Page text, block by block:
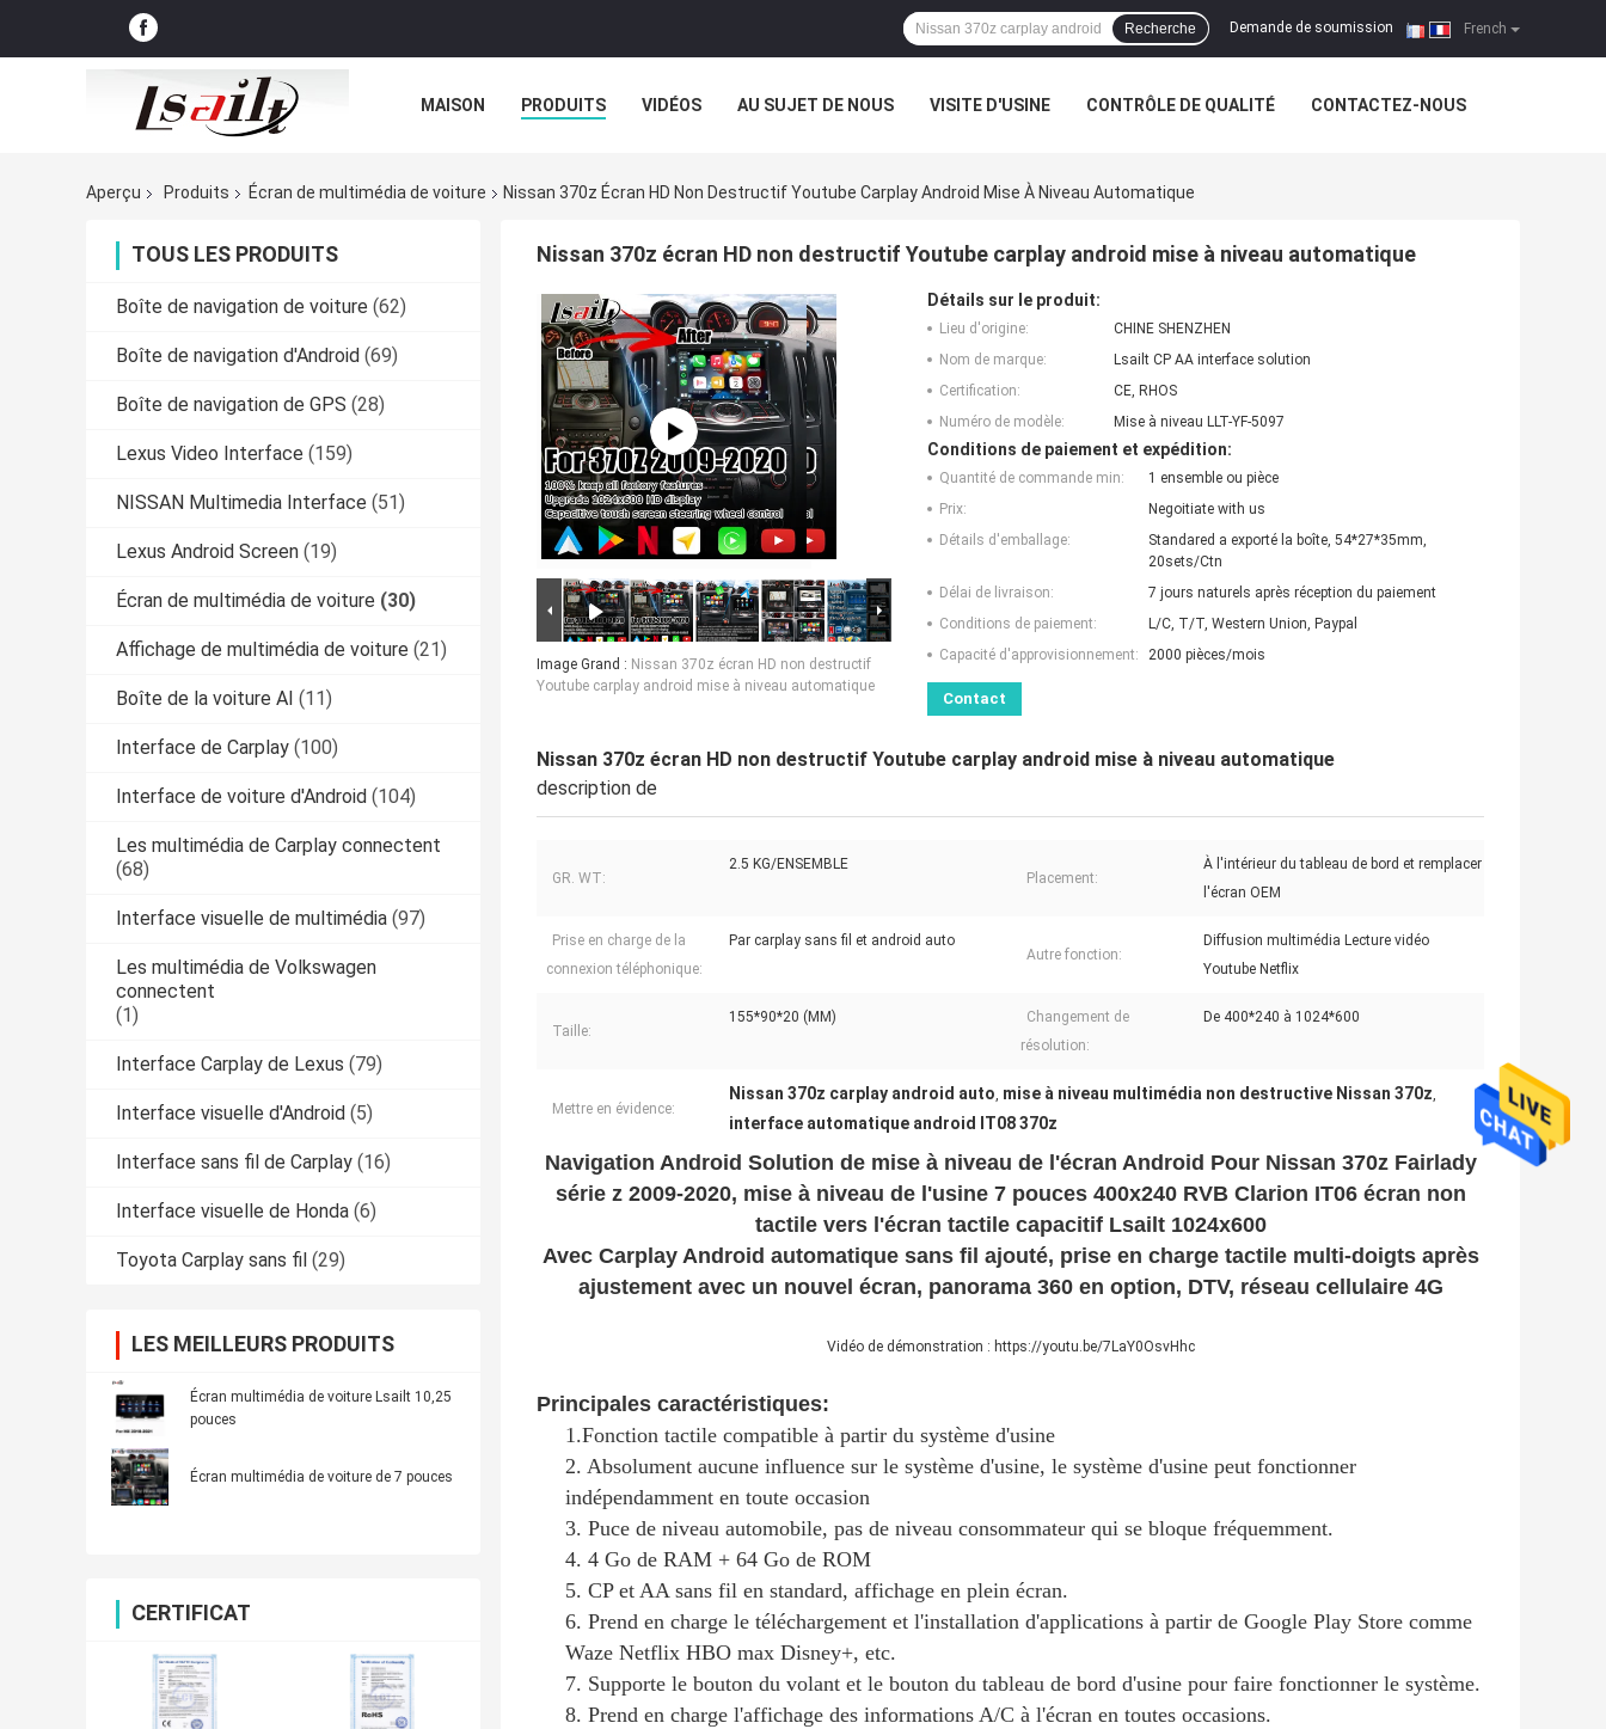
French
Demande de soumission |
Recherche
MAISON PRODUITS VIDÉOS AU SUJET DE NOUS VISITE D'USINE CONTRÔLE DE QUALITÉ CONTACTEZ-NOUS
Aperçu
Produits Écran de multimédia de voiture Nissan 370z Écran HD Non Destructif Youtube Carplay Android Mise À Niveau Automatique
TOUS LES PRODUITS
Boîte de navigation de voiture (62)
Boîte de navigation d'Android (69)
Boîte de navigation de GPS (28)
Lexus Video Interface (159)
NISSAN Multimedia Interface (51)
Lexus Android Screen (19)
Écran de multimédia de voiture (30)
Affichage de multimédia de voiture (21)
Boîte de la voiture AI (11)
Interface de Carplay (100)
Interface de voiture d'Android (104)
Les multimédia de Carplay connectent
(68)
Interface visuelle de multimédia (97)
Les multimédia de Volkswagen
connectent
(1)
Interface Carplay de Lexus (79)
Interface visuelle d'Android (5)
Interface sans fil de Carplay (16)
Interface visuelle de Honda (6)
Toyota Carplay sans fil (29)
LES MEILLEURS PRODUITS
Écran multimédia de voiture Lsailt 10,25
pouces
Écran multimédia de voiture de 7 pouces
CERTIFICAT
Nissan 370z écran HD non destructif Youtube carplay android mise à niveau automatique
Image Grand : Nissan 370z écran HD non destructif
Youtube carplay android mise à niveau automatique
Détails sur le produit:
Lieu d'origine:
CHINE SHENZHEN
Nom de marque:
Lsailt CP AA interface solution
Certification:
CE, RHOS
Numéro de modèle:
Mise à niveau LLT-YF-5097
Conditions de paiement et expédition:
Quantité de commande min:
1 ensemble ou pièce
Prix:
Negoitiate with us
Détails d'emballage:
Standared a exporté la boîte, 54*27*35mm,
20sets/Ctn
Délai de livraison:
7 jours naturels après réception du paiement
Conditions de paiement:
L/C, T/T, Western Union, Paypal
Capacité d'approvisionnement:
2000 pièces/mois
Contact
Nissan 370z écran HD non destructif Youtube carplay android mise à niveau automatique
description de
GR. WT:
2.5 KG/ENSEMBLE
Placement:
À l'intérieur du tableau de bord et remplacer
l'écran OEM
Prise en charge de la
connexion téléphonique:
Par carplay sans fil et android auto
Autre fonction:
Diffusion multimédia Lecture vidéo
Youtube Netflix
Taille:
155*90*20 (MM)
Changement de
résolution:
De 400*240 à 1024*600
Mettre en évidence:
Nissan 370z carplay android auto, mise à niveau multimédia non destructive Nissan 370z,
interface automatique android IT08 370z
Navigation Android Solution de mise à niveau de l'écran Android Pour Nissan 370z Fairlady
série z 2009-2020, mise à niveau de l'usine 7 pouces 400x240 RVB Clarion IT06 écran non
tactile vers l'écran tactile capacitif Lsailt 1024x600
Avec Carplay Android automatique sans fil ajouté, prise en charge tactile multi-doigts après
ajustement avec un nouvel écran, panorama 360 en option, DTV, réseau cellulaire 4G
Vidéo de démonstration : https://youtu.be/7LaY0OsvHhc
Principales caractéristiques:
1.Fonction tactile compatible à partir du système d'usine
2. Absolument aucune influence sur le système d'usine, le système d'usine peut fonctionner
indépendamment en toute occasion
3. Puce de niveau automobile, pas de niveau consommateur qui se bloque fréquemment.
4. 4 Go de RAM + 64 Go de ROM
5. CP et AA sans fil en standard, affichage en plein écran.
6. Prend en charge le téléchargement et l'installation d'applications à partir de Google Play Store comme
Waze Netflix HBO max Disney+, etc.
7. Supporte le bouton du volant et le bouton du tableau de bord d'usine pour faire fonctionner le système.
8. Prend en charge l'affichage des informations A/C à l'écran en toutes occasions.